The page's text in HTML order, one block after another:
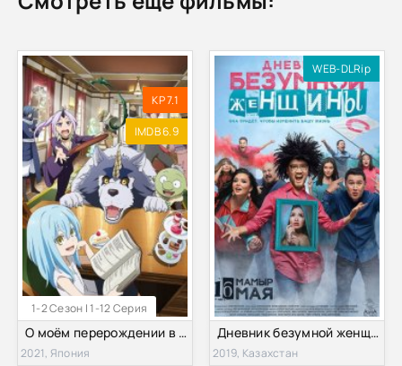
1-2 Сезон | 1-12 Серия
KP 7.1
IMDB 6.9
О моём перерождении в слизь. Дневник слизи-попаданца / Дневник слизи (1-2 Сезон)
2021, Япония
WEB-DLRip
Дневник безумной женщины (2019)
2019, Казахстан